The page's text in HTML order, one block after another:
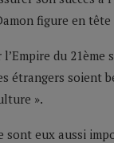
figure en tête
du 21ème
étrangers soient
».
sont eux aussi